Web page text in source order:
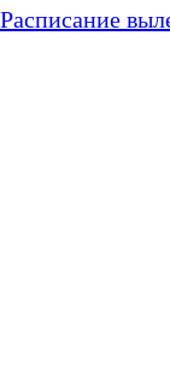
Расписание